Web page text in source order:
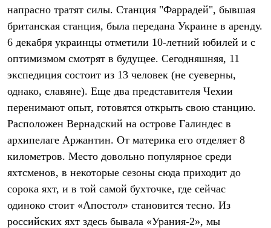
Носки
Полезные аксессуары
Брелки
Ремни
Шевроны
Опушки
Термоковрики
Уход за одеждой
В Арктику
Коллекции
PEAK
ЗА ПОЛЯРНЫМ КРУГОМ
CITY
BASK juno
ИДЁМ В ПОХОД
Дневник капитана
Каталог дилеров
напрасно тратят силы. Станция "Фаррадей", бывшая
британская станция, была передана Украине в аренду.
6 декабря украинцы отметили 10-летний юбилей и с
оптимизмом смотрят в будущее. Сегодняшняя, 11
экспедиция состоит из 13 человек (не суеверны,
однако, славяне). Еще два представителя Чехии
перенимают опыт, готовятся открыть свою станцию.
Расположен Вернадский на острове Галиндес в
архипелаге Аржантин. От материка его отделяет 8
километров. Место довольно популярное среди
яхтсменов, в некоторые сезоны сюда приходит до
сорока яхт, и в той самой бухточке, где сейчас
одиноко стоит «Апостол» становится тесно. Из
российских яхт здесь бывала «Урания-2», мы